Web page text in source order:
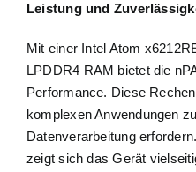
Leistung und
Mit einer Intel Atom
LPDDR4 RAM bietet die
Performance. Diese
komplexen Anwendungen
Datenverarbeitung
zeigt sich das Gerät